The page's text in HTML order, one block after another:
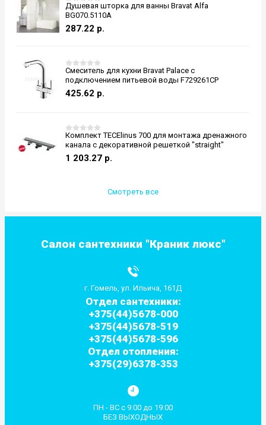
Салон сантехники "Краник люкс"
г. Гомель, ул. Ильича, 161Д
Отдел сантехники:
+375(44)5678-000
+375(44)5678-519
+375(44)5678-596
Отдел отопления:
+375(29)6378-353
ПН - ВС с 9:00 до 19:00
БЕЗ ВЫХОДНЫХ
Душевая шторка для ванны Bravat Alfa
BG070.5110A
287.22 р.
Смеситель для кухни Bravat Palace с
подключением питьевой воды F729261CP
425.62 р.
Комплект TECElinus 700 для монтажа дренажного
канала с декоративной решеткой "straight"
1 203.27 р.
Смотреть все